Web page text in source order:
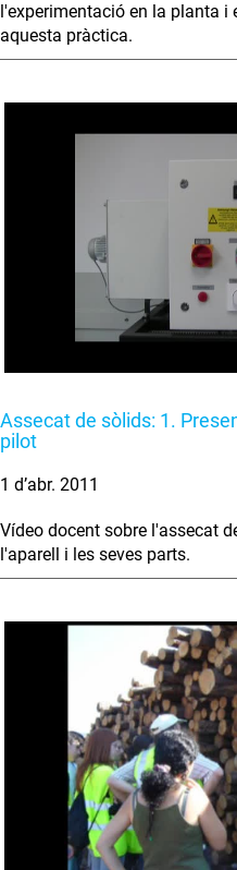
l'experimentació en la planta i
aquesta pràctica.
Assecat de sòlids: 1.
pilot
1 d’abr. 2011
Vídeo docent sobre l'assecat
l'aparell i les seves parts.